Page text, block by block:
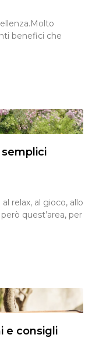
benefici che
semplici
relax, al gioco, allo
quest’area, per
e consigli